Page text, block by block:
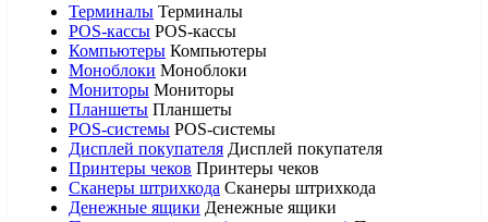
Терминалы Терминалы
POS-кассы POS-кассы
Компьютеры Компьютеры
Моноблоки Моноблоки
Мониторы Мониторы
Планшеты Планшеты
POS-системы POS-системы
Дисплей покупателя Дисплей покупателя
Принтеры чеков Принтеры чеков
Сканеры штрихкода Сканеры штрихкода
Денежные ящики Денежные ящики